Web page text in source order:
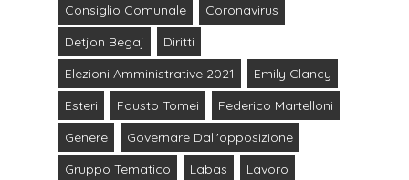
Consiglio Comunale
Coronavirus
Detjon Begaj
Diritti
Elezioni Amministrative 2021
Emily Clancy
Esteri
Fausto Tomei
Federico Martelloni
Genere
Governare Dall'opposizione
Gruppo Tematico
Labas
Lavoro